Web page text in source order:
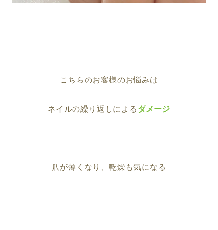
こちらのお客様のお悩みは
ネイルの繰り返しによる ダメージ
爪が薄くなり、乾燥も気になる